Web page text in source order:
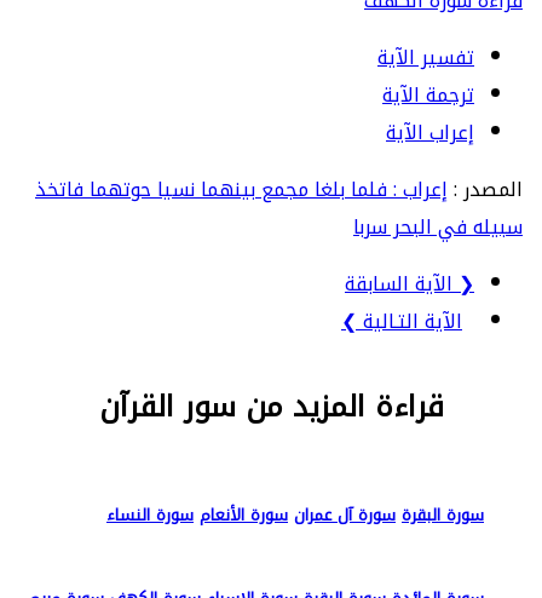
تفسير الآية
ترجمة الآية
إعراب الآية
المصدر :إعراب : فلما بلغا مجمع بينهما نسيا حوتهما فاتخذ
سبيله في البحر سربا
❮ الآية السابقة
الآية التـالية ❯
قراءة المزيد من سور القرآن
سورة البقرة سورة آل عمران سورة الأنعام سورة النساء